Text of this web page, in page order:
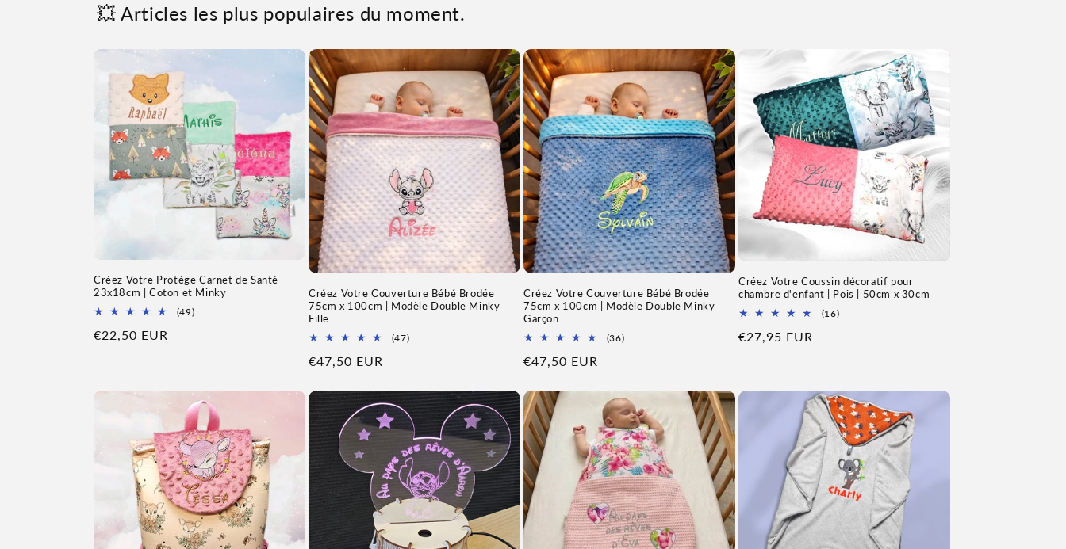
💥 Articles les plus populaires du moment.
Créez Votre Protège Carnet de Santé
23x18cm | Coton et Minky
(49)49
Prix
€22,50 EUR
Créez Votre Couverture Bébé Brodée
75cm x 100cm | Modèle Double Minky
Fille
(47)47
Prix
€47,50 EUR
Créez Votre Couverture Bébé Brodée
75cm x 100cm | Modèle Double Minky
Garçon
(36)36
Prix
€47,50 EUR
Créez Votre Coussin décoratif pour
chambre d'enfant | Pois | 50cm x 30cm
(16)16
Prix
€27,95 EUR